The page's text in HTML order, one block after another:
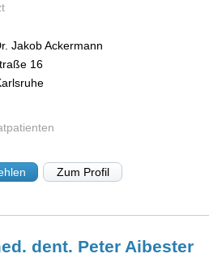
Jakob Ackermann
16
Zum Profil
dent. Peter Aibester